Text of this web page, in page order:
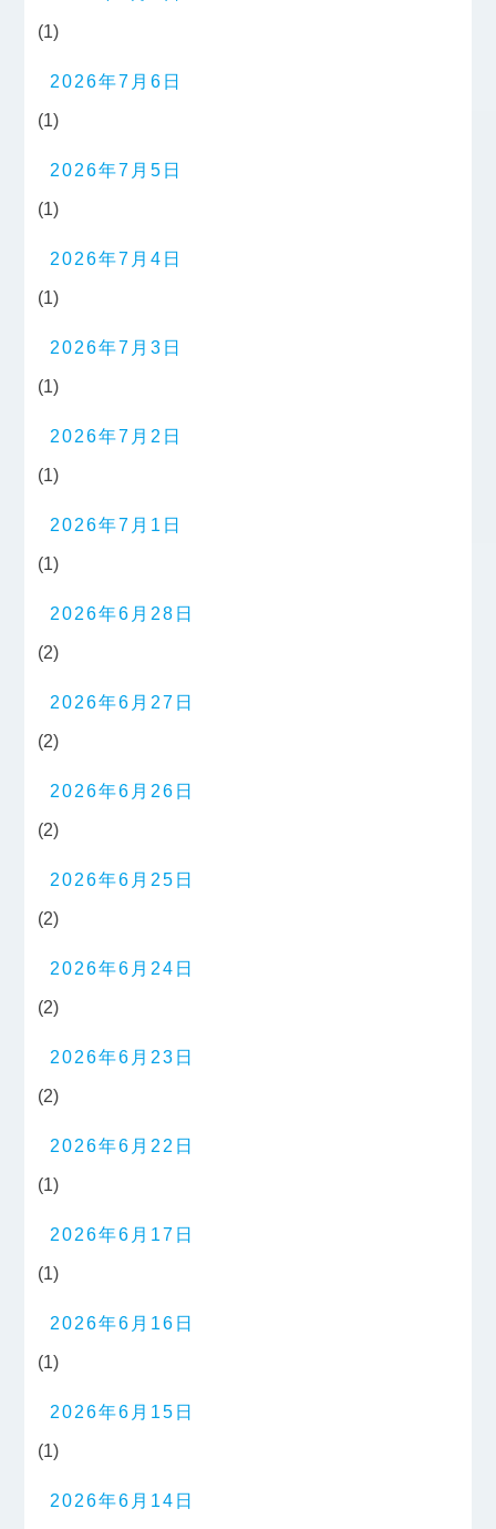
(1)
2026年7月6日
(1)
2026年7月5日
(1)
2026年7月4日
(1)
2026年7月3日
(1)
2026年7月2日
(1)
2026年7月1日
(1)
2026年6月28日
(2)
2026年6月27日
(2)
2026年6月26日
(2)
2026年6月25日
(2)
2026年6月24日
(2)
2026年6月23日
(2)
2026年6月22日
(1)
2026年6月17日
(1)
2026年6月16日
(1)
2026年6月15日
(1)
2026年6月14日